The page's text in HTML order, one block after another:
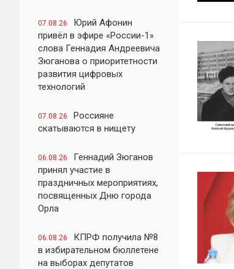
07.08.26
Юрий Афонин
привёл в эфире «России-1»
слова Геннадия Андреевича
Зюганова о приоритетности
развития цифровых
технологий
07.08.26
Россияне
скатываются в нищету
06.08.26
Геннадий Зюганов
принял участие в
праздничных мероприятиях,
посвященных Дню города
Орла
06.08.26
КПРФ получила №8
в избирательном бюллетене
на выборах депутатов